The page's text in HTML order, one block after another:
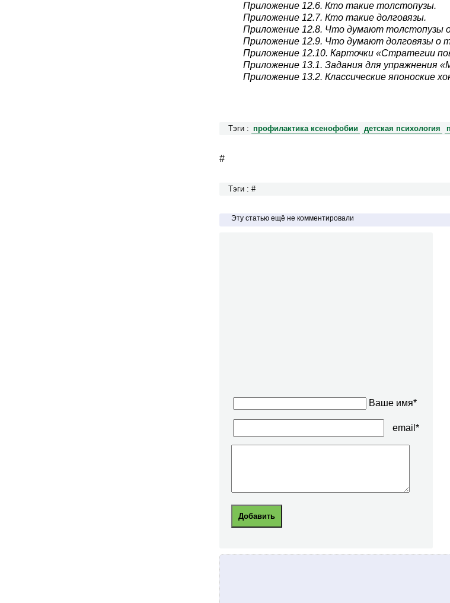
Приложение 12.6. Кто такие толстопузы.
Приложение 12.7. Кто такие долговязы.
Приложение 12.8. Что думают толстопузы о
Приложение 12.9. Что думают долговязы о
Приложение 12.10. Карточки «Стратегии
Приложение 13.1. Задания для упражнения
Приложение 13.2. Классические японоские
Тэги : профилактика ксенофобии детская психология
#
Тэги : #
Эту статью ещё не комментировали
Ваше имя*
email*